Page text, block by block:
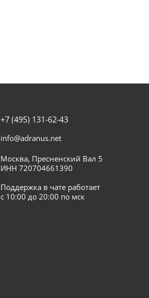
+7 (495) 131-62-43
info@adranus.net
Москва, Пресненский Вал 5
ИНН 720704661390
Поддержка в чате работает
с 10:00 до 20:00 по мск